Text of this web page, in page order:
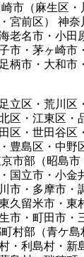
市（麻生区・
宮前区）
神奈
老名市・小田
市・茅ヶ崎市
柄市・大和市
立区・荒川区
区・江東区・
区・世田谷区
豊島区・中野
市部（昭島市
国立市・小金
市・多摩市・
久留米市・東
市・町田市・
村部（青ケ島
・利島村・新